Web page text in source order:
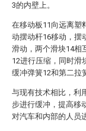
3的内壁上。
在移动板11向远离塑
动摆动杆16移动，摆
滑动，两个滑块14相
12进行压缩，同时滑
缓冲弹簧12和第二拉
与现有技术相比，利
步进行缓冲，提高移
对汽车和内部的人员